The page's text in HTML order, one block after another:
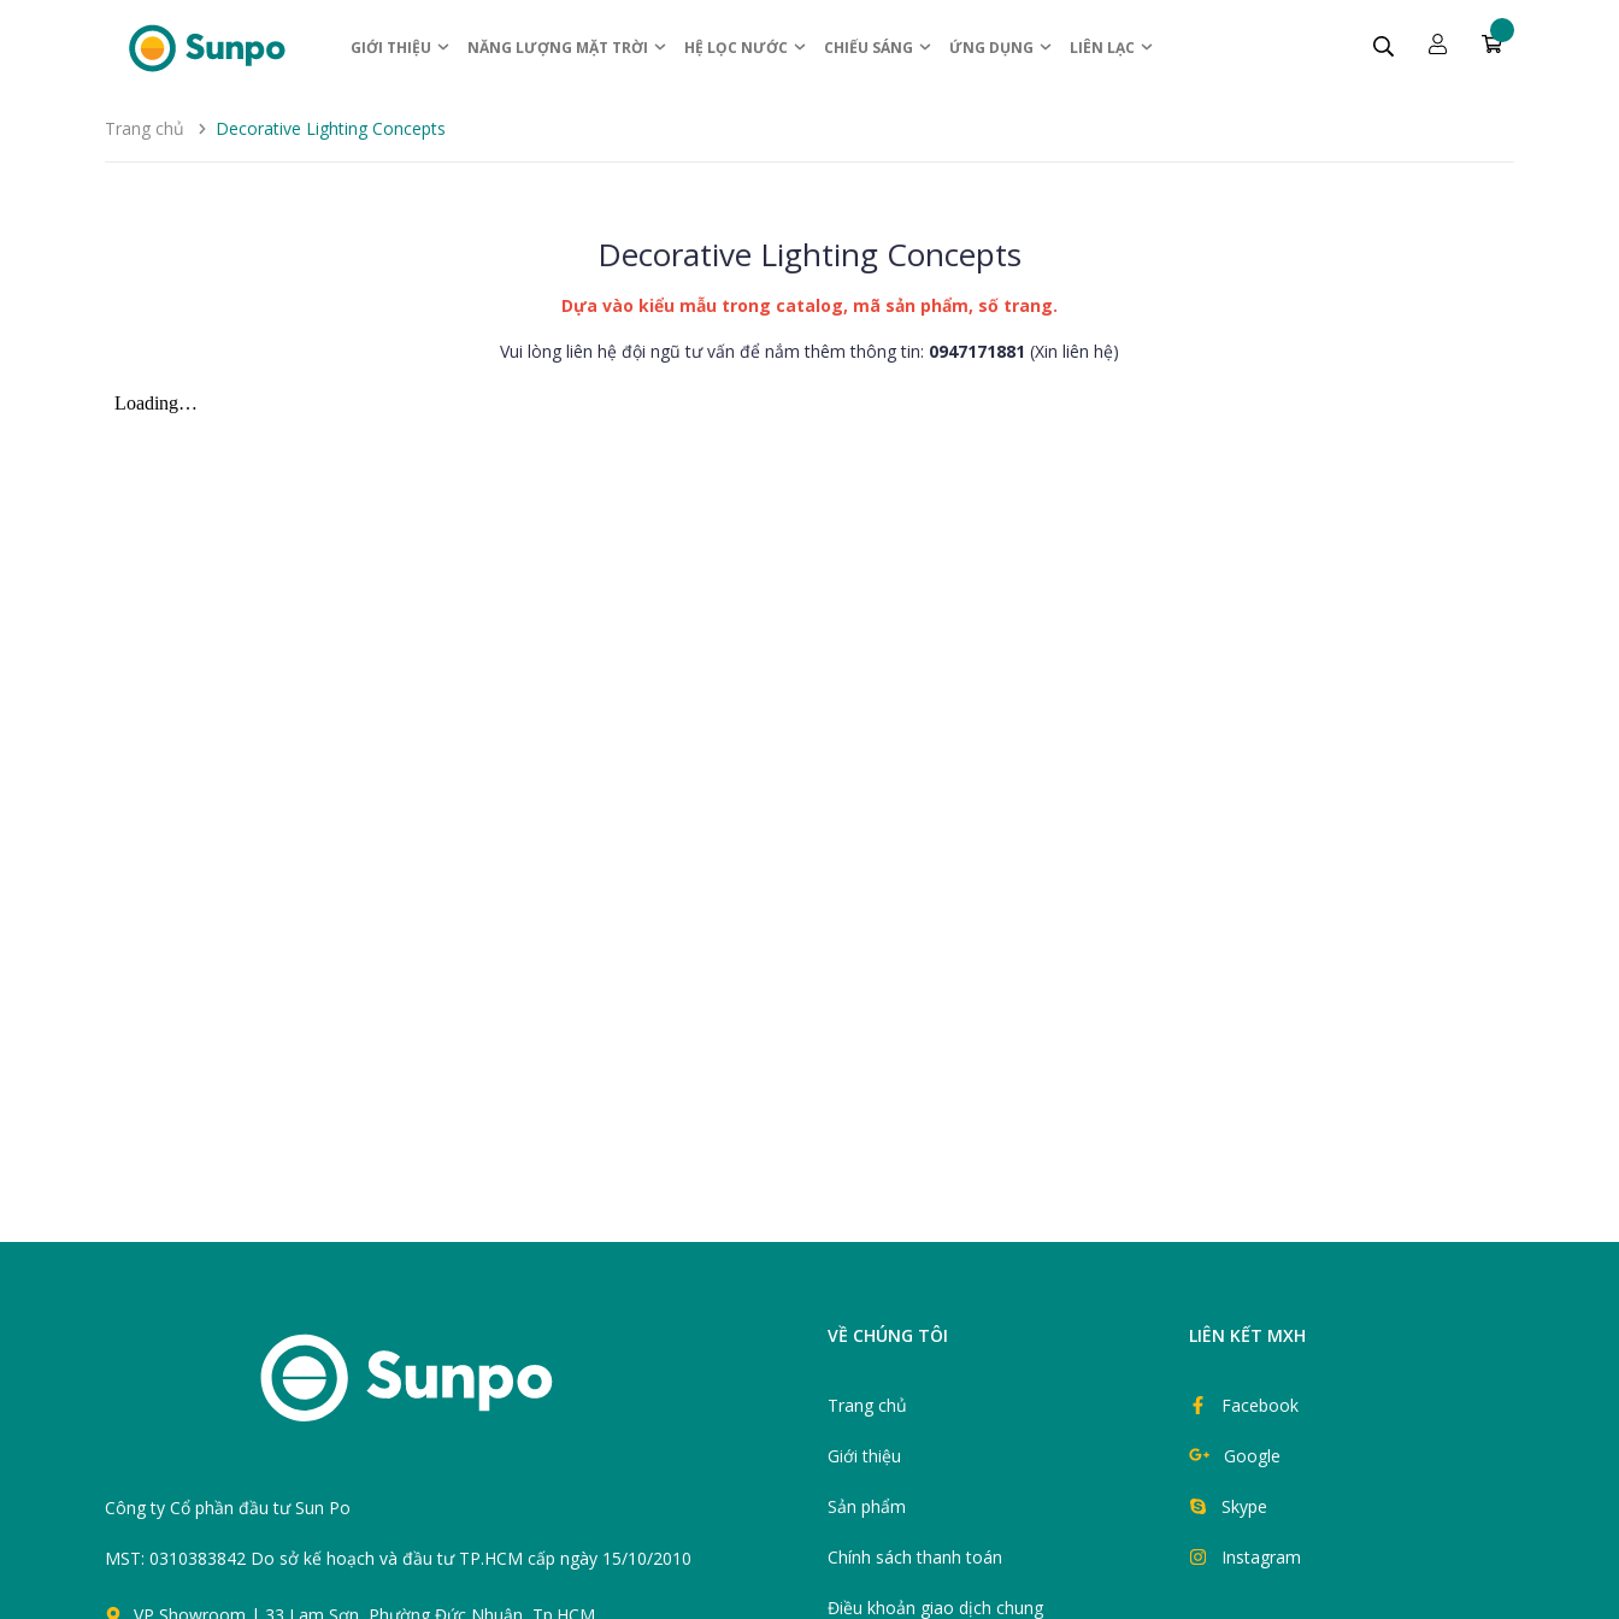
GIỚI THIỆU NĂNG LƯỢNG MẶT TRỜI HỆ LỌC NƯỚC CHIẾU SÁNG ỨNG DỤNG LIÊN LẠC
Trang chủ Decorative Lighting Concepts
Decorative Lighting Concepts
Dựa vào kiểu mẫu trong catalog, mã sản phẩm, số trang.
Vui lòng liên hệ đội ngũ tư vấn để nắm thêm thông tin: 0947171881 (Xin liên hệ)
Công ty Cổ phần đầu tư Sun Po
MST: 0310383842 Do sở kế hoạch và đầu tư TP.HCM cấp ngày 15/10/2010
VỀ CHÚNG TÔI
Trang chủ
Giới thiệu
Sản phẩm
Chính sách thanh toán
Điều khoản giao dịch chung
LIÊN KẾT MXH
Facebook
Google
Skype
Instagram